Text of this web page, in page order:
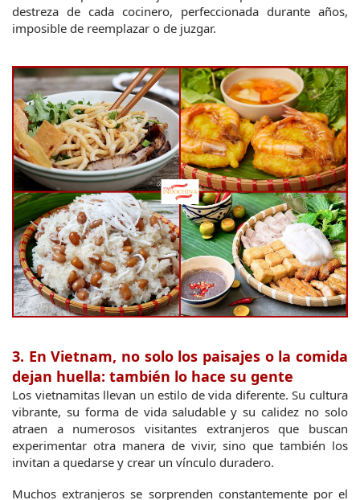
destreza de cada cocinero, perfeccionada durante años,
imposible de reemplazar o de juzgar.
3. En Vietnam, no solo los paisajes o la comida
dejan huella: también lo hace su gente
Los vietnamitas llevan un estilo de vida diferente. Su cultura
vibrante, su forma de vida saludable y su calidez no solo
atraen a numerosos visitantes extranjeros que buscan
experimentar otra manera de vivir, sino que también los
invitan a quedarse y crear un vínculo duradero.
Muchos extranjeros se sorprenden constantemente por el